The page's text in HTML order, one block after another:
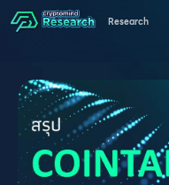
Research